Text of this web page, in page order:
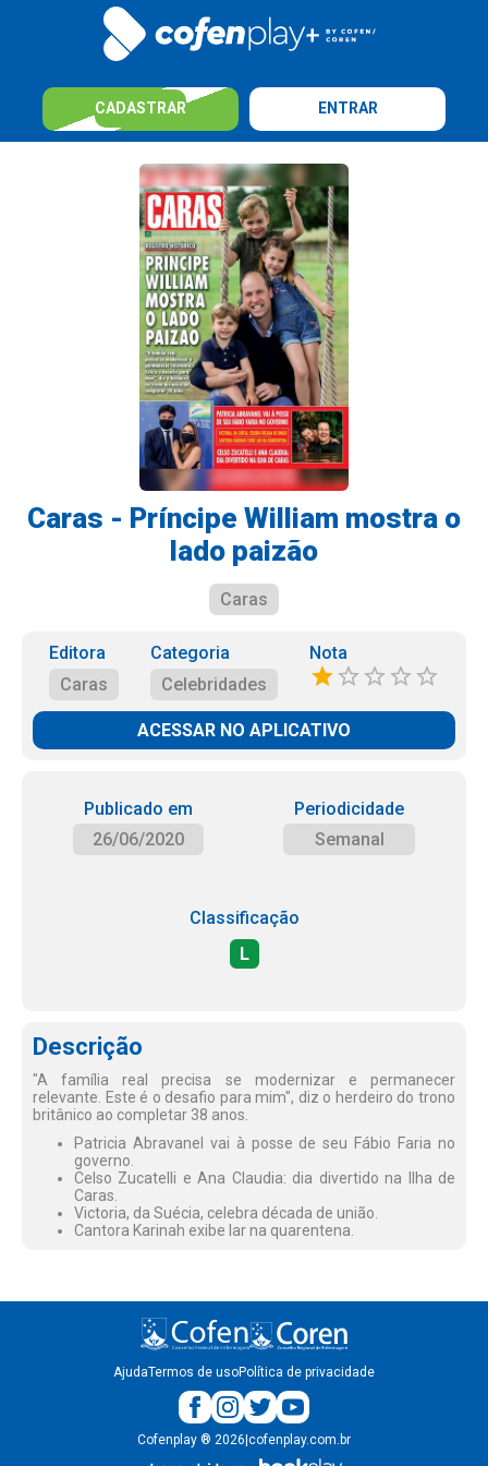
CADASTRAR ENTRAR
Caras - Príncipe William mostra o
lado paizão
Caras
Editora
Caras
Categoria
Celebridades
Nota
ACESSAR NO APLICATIVO
Publicado em
26/06/2020
Periodicidade
Semanal
Classificação
L
Descrição
"A família real precisa se modernizar e permanecer
relevante. Este é o desafio para mim", diz o herdeiro do trono
britânico ao completar 38 anos.
Patricia Abravanel vai à posse de seu Fábio Faria no
governo.
Celso Zucatelli e Ana Claudia: dia divertido na Ilha de
Caras.
Victoria, da Suécia, celebra década de união.
Cantora Karinah exibe lar na quarentena.
AjudaTermos de usoPolítica de privacidade
Cofenplay ® 2026 cofenplay.com.br